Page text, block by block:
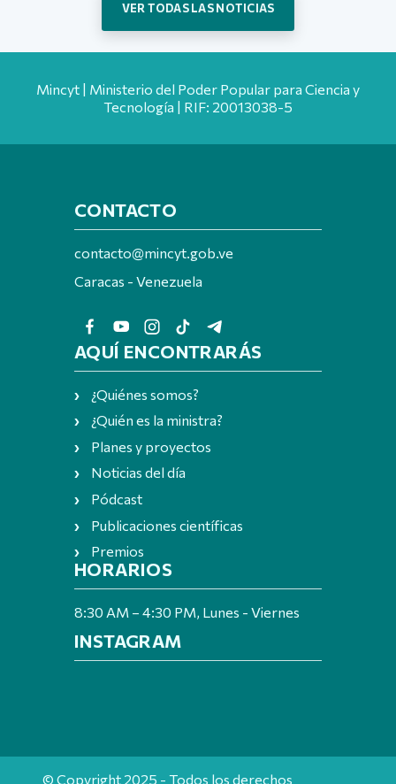
VER TODAS LAS NOTICIAS
Mincyt | Ministerio del Poder Popular para Ciencia y
Tecnología | RIF: 20013038-5
CONTACTO
contacto@mincyt.gob.ve
Caracas - Venezuela
AQUÍ ENCONTRARÁS
¿Quiénes somos?
¿Quién es la ministra?
Planes y proyectos
Noticias del día
Pódcast
Publicaciones científicas
Premios
HORARIOS
8:30 AM – 4:30 PM, Lunes - Viernes
INSTAGRAM
© Copyright 2025 - Todos los derechos